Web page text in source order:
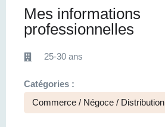
Mes informations
professionnelles
25-30 ans
Catégories :
Commerce / Négoce / Distribution